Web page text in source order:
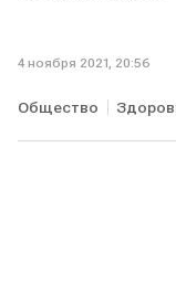
4 ноября 2021, 20:56
Общество
Сергей Собянин